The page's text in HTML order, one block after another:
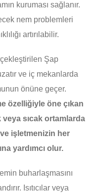
kuruması sağlanır.
nem problemleri
artırılabilir.
Şap
ve iç mekanlarda
önüne geçer.
özelliğiyle öne çıkan
veya sıcak ortamlarda
işletmenizin her
yardımcı olur.
buharlaşmasını
Isıtıcılar veya